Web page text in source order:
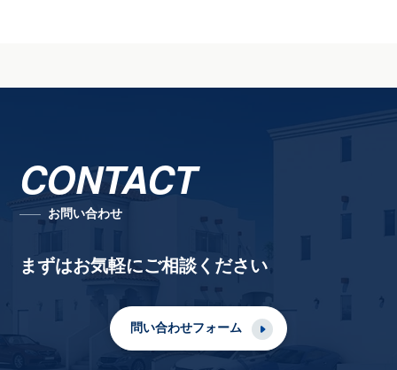
CONTACT
お問い合わせ
まずはお気軽にご相談ください
問い合わせフォーム